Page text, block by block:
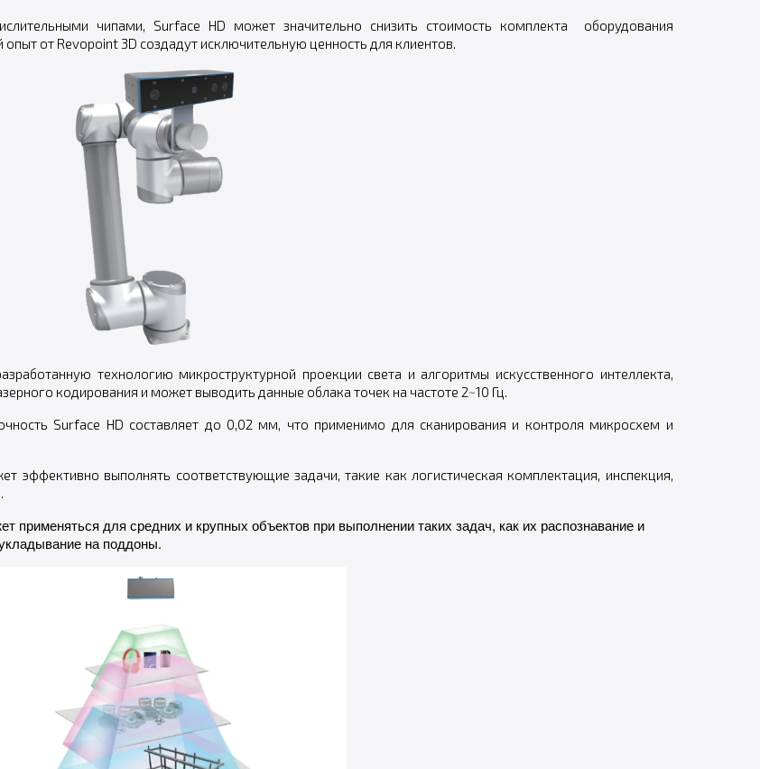
чипами, Surface HD может значительно снизить стоимость комплекта оборудования
от Revopoint 3D создадут исключительную ценность для клиентов.
технологию микроструктурной проекции света и алгоритмы искусственного интеллекта,
кодирования и может выводить данные облака точек на частоте 2~10 Гц.
Surface HD составляет до 0,02 мм, что применимо для сканирования и контроля микросхем и
эффективно выполнять соответствующие задачи, такие как логистическая комплектация, инспекция,
применяться для средних и крупных объектов при выполнении таких задач, как их распознавание и
на поддоны.